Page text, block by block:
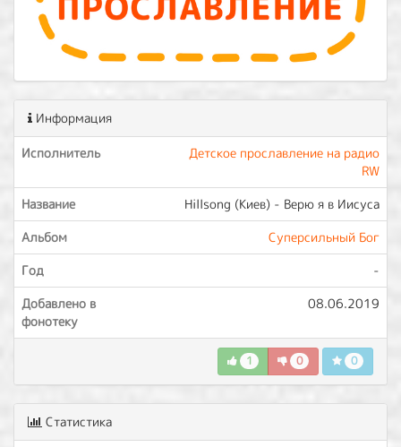
Информация
Исполнитель
Детское прославление на радио
RW
Название
Hillsong (Киев) - Верю я в Иисуса
Альбом
Суперcильный Бог
Год
-
Добавлено в
фонотеку
08.06.2019
1 0 0
Статистика